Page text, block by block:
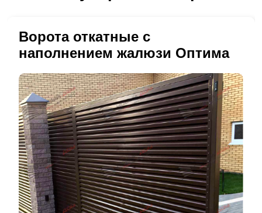
Ворота откатные с
наполнением жалюзи Оптима